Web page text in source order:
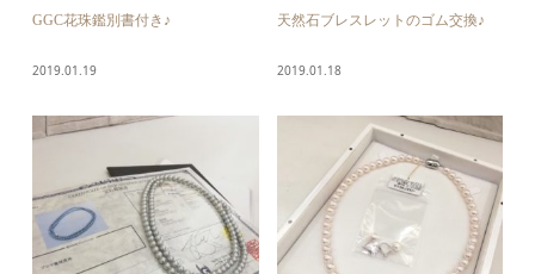
GGC花珠鑑別書付き♪
2019.01.19
天然石ブレスレットのゴム交換♪
2019.01.18